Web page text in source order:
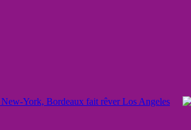
York, Bordeaux fait rêver Los Angeles